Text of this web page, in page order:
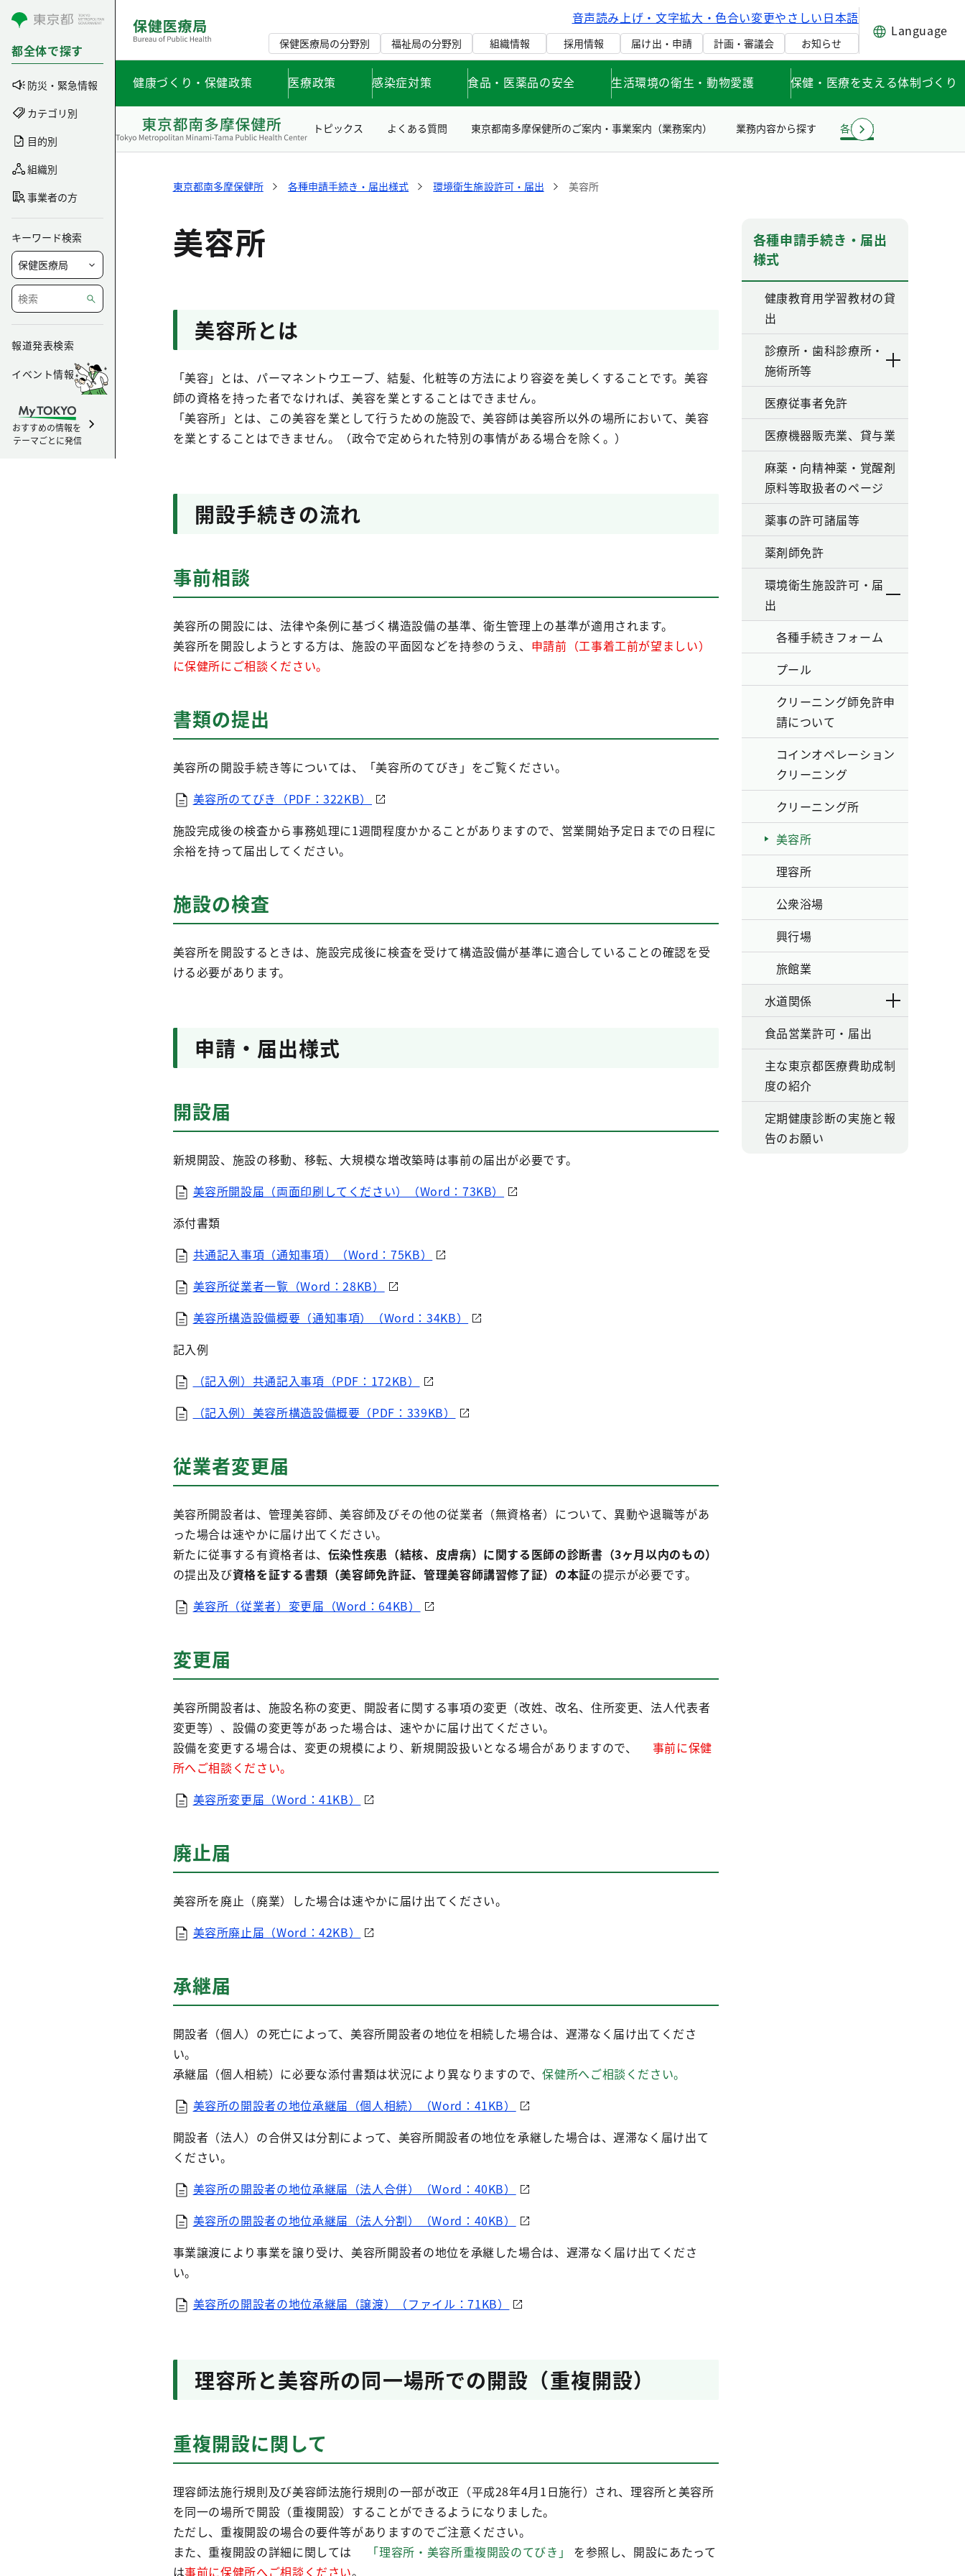
コンテンツにスキップ
都全体で探す
防災・緊急情報
カテゴリ別
目的別
組織別
事業者の方
キーワード検索
報道発表検索
イベント情報
おすすめの情報を
テーマごとに発信
音声読み上げ・文字拡大・色合い変更やさしい日本語
保健医療局の分野別 福祉局の分野別 組織情報 採用情報 届け出・申請 計画・審議会 お知らせ
Language
健康づくり・保健政策 医療政策 感染症対策 食品・医薬品の安全 生活環境の衛生・動物愛護 保健・医療を支える体制づくり
トピックス よくある質問 東京都南多摩保健所のご案内・事業案内（業務案内） 業務内容から探す 各種申請手続き・届出様式
東京都南多摩保健所 各種申請手続き・届出様式 環境衛生施設許可・届出 美容所
美容所
美容所とは
「美容」とは、パーマネントウエーブ、結髪、化粧等の方法により容姿を美しくすることです。美容
師の資格を持った者でなければ、美容を業とすることはできません。
「美容所」とは、この美容を業として行うための施設で、美容師は美容所以外の場所において、美容
を業とすることはできません。（政令で定められた特別の事情がある場合を除く。）
開設手続きの流れ
事前相談
美容所の開設には、法律や条例に基づく構造設備の基準、衛生管理上の基準が適用されます。
美容所を開設しようとする方は、施設の平面図などを持参のうえ、 申請前（工事着工前が望ましい）
に保健所にご相談ください。
書類の提出
美容所の開設手続き等については、「美容所のてびき」をご覧ください。
美容所のてびき（PDF：322KB）
施設完成後の検査から事務処理に1週間程度かかることがありますので、営業開始予定日までの日程に
余裕を持って届出してください。
施設の検査
美容所を開設するときは、施設完成後に検査を受けて構造設備が基準に適合していることの確認を受
ける必要があります。
申請・届出様式
開設届
新規開設、施設の移動、移転、大規模な増改築時は事前の届出が必要です。
美容所開設届（両面印刷してください）（Word：73KB）
添付書類
共通記入事項（通知事項）（Word：75KB）
美容所従業者一覧（Word：28KB）
美容所構造設備概要（通知事項）（Word：34KB）
記入例
（記入例）共通記入事項（PDF：172KB）
（記入例）美容所構造設備概要（PDF：339KB）
従業者変更届
美容所開設者は、管理美容師、美容師及びその他の従業者（無資格者）について、異動や退職等があ
った場合は速やかに届け出てください。
新たに従事する有資格者は、 伝染性疾患（結核、皮膚病）に関する医師の診断書（3ヶ月以内のもの）
の提出及び資格を証する書類（美容師免許証、管理美容師講習修了証）の本証の提示が必要です。
美容所（従業者）変更届（Word：64KB）
変更届
美容所開設者は、施設名称の変更、開設者に関する事項の変更（改姓、改名、住所変更、法人代表者
変更等）、設備の変更等があった場合は、速やかに届け出てください。
設備を変更する場合は、変更の規模により、新規開設扱いとなる場合がありますので、
事前に保健
所へご相談ください。
美容所変更届（Word：41KB）
廃止届
美容所を廃止（廃業）した場合は速やかに届け出てください。
美容所廃止届（Word：42KB）
承継届
開設者（個人）の死亡によって、美容所開設者の地位を相続した場合は、遅滞なく届け出てくださ
い。
承継届（個人相続）に必要な添付書類は状況により異なりますので、保健所へご相談ください。
美容所の開設者の地位承継届（個人相続）（Word：41KB）
開設者（法人）の合併又は分割によって、美容所開設者の地位を承継した場合は、遅滞なく届け出て
ください。
美容所の開設者の地位承継届（法人合併）（Word：40KB）
美容所の開設者の地位承継届（法人分割）（Word：40KB）
事業譲渡により事業を譲り受け、美容所開設者の地位を承継した場合は、遅滞なく届け出てくださ
い。
美容所の開設者の地位承継届（譲渡）（ファイル：71KB）
理容所と美容所の同一場所での開設（重複開設）
重複開設に関して
理容師法施行規則及び美容師法施行規則の一部が改正（平成28年4月1日施行）され、理容所と美容所
を同一の場所で開設（重複開設）することができるようになりました。
ただし、重複開設の場合の要件等がありますのでご注意ください。
また、重複開設の詳細に関しては 「理容所・美容所重複開設のてびき」
を参照し、開設にあたって
は事前に保健所へご相談ください。
各種申請手続き・届出
様式
健康教育用学習教材の貸
出
診療所・歯科診療所・
施術所等
医療従事者免許
医療機器販売業、貸与業
麻薬・向精神薬・覚醒剤
原料等取扱者のページ
薬事の許可諸届等
薬剤師免許
環境衛生施設許可・届
出
各種手続きフォーム
プール
クリーニング師免許申
請について
コインオペレーション
クリーニング
クリーニング所
美容所
理容所
公衆浴場
興行場
旅館業
水道関係
食品営業許可・届出
主な東京都医療費助成制
度の紹介
定期健康診断の実施と報
告のお願い